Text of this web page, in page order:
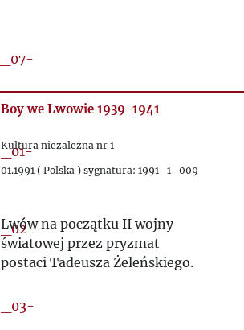
Boy we Lwowie 1939-1941
Kultura niezależna nr 1
01.1991 ( Polska ) sygnatura: 1991_1_009
Lwów na początku II wojny
światowej przez pryzmat
postaci Tadeusza Żeleńskiego.